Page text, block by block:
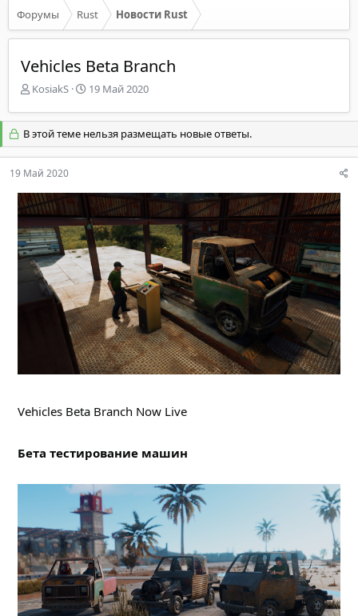
Форумы Rust Новости Rust
Vehicles Beta Branch
А
т
о
р
т
е
ы
KosiakS
Д
т
а
н
а
л
а
19 Май 2020
В этой теме нельзя размещать новые ответы.
19 Май 2020
Vehicles Beta Branch Now Live
Бета тестирование машин